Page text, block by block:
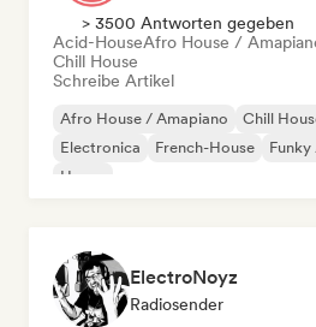
> 3500 Antworten gegeben
Acid-HouseAfro House /
Chill House
Schreibe Artikel
Afro House / Amapiano Chill
Electronica
French-House
House
ElectroNoyz
Radiosender